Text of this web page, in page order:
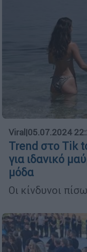
Viral|05.07.2024
Trend στο Tik
για ιδανικό
μόδα
Οι κίνδυνοι